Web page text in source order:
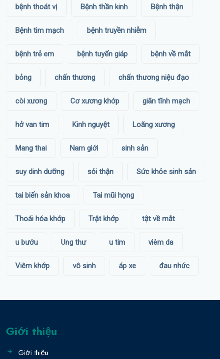
bệnh thoát vị Bệnh thần kinh Bệnh thận
Bệnh tim mạch bệnh truyền nhiễm
bệnh trẻ em bệnh tuyến giáp bệnh về mắt
bỏng chấn thương chấn thương niệu đạo
còi xương Cơ xương khớp giãn tĩnh mạch
hở van tim Kinh nguyệt Loãng xương
Mang thai Nam giới sinh sản
suy dinh dưỡng sỏi thận Sức khỏe sinh sản
tai biến sản khoa Tai mũi họng
Thoái hóa khớp Trật khớp tật về mắt
u bướu Ung thư u tim viêm da
Viêm khớp vô sinh áp xe đau nhức
Giới thiệu
Giới thiệu